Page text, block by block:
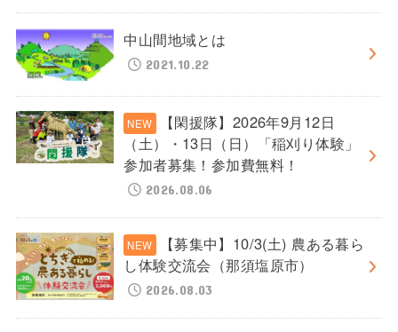
中山間地域とは
2021.10.22
【閑援隊】2026年9月12日
（土）・13日（日）「稲刈り体験」
参加者募集！参加費無料！
2026.08.06
【募集中】10/3(土) 農ある暮ら
し体験交流会（那須塩原市）
2026.08.03